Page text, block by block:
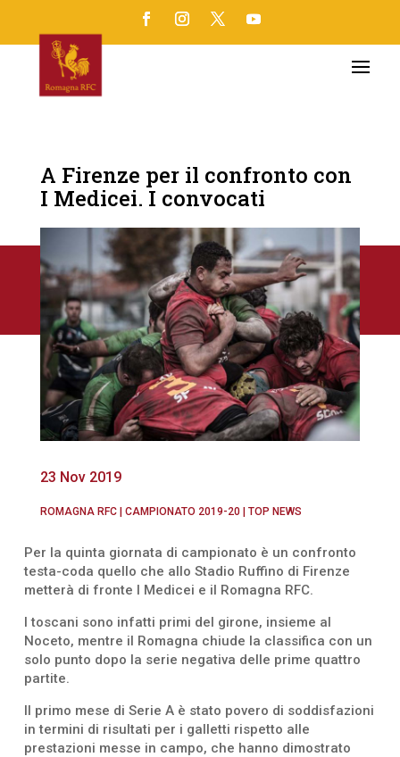
A Firenze per il confronto con
I Medicei. I convocati
23 Nov 2019
ROMAGNA RFC| CAMPIONATO 2019-20| TOP NEWS
Per la quinta giornata di campionato è un confronto
testa-coda quello che allo Stadio Ruffino di Firenze
metterà di fronte I Medicei e il Romagna RFC.
I toscani sono infatti primi del girone, insieme al
Noceto, mentre il Romagna chiude la classifica con un
solo punto dopo la serie negativa delle prime quattro
partite.
Il primo mese di Serie A è stato povero di soddisfazioni
in termini di risultati per i galletti rispetto alle
prestazioni messe in campo, che hanno dimostrato